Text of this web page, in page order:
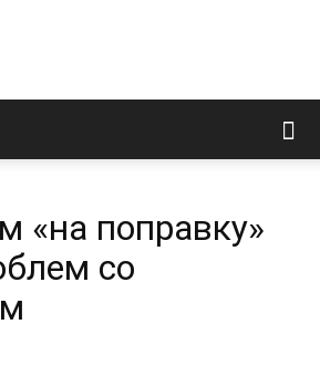
LedZeppelin.Ru
«на поправку»
со